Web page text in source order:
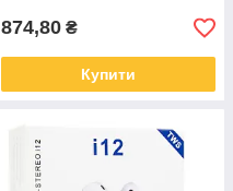
874,80 ₴
Купити